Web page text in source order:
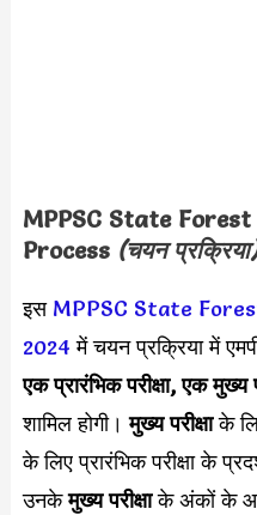
MPPSC State Forest
Process (चयन
इस MPPSC State
2024 में चयन प्रक्रिया में
एक प्रारंभिक परीक्षा, एक मुख्य
शामिल होगी।मुख्य परीक्षाके
के लिए प्रारंभिक परीक्षा के
उनकेमुख्य परीक्षाके अंकों के